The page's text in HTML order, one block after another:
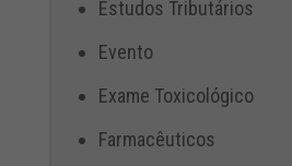
Estudos Tributários
Evento
Exame Toxicológico
Farmacêuticos